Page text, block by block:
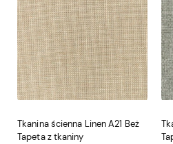
Tkanina ścienna Linen A21 Beż
Tapeta z tkaniny